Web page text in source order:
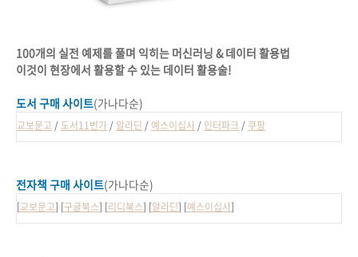
100개의 실전 예제를 풀며 익히는 머신러닝 & 데이터 활용법
이것이 현장에서 활용할 수 있는 데이터 활용술!
도서 구매 사이트(가나다순)
교보문고 / 도서11번가 / 알라딘 / 예스이십사 / 인터파크 / 쿠팡
전자책 구매 사이트(가나다순)
[교보문고] [구글북스] [리디북스] [알라딘] [예스이십사]